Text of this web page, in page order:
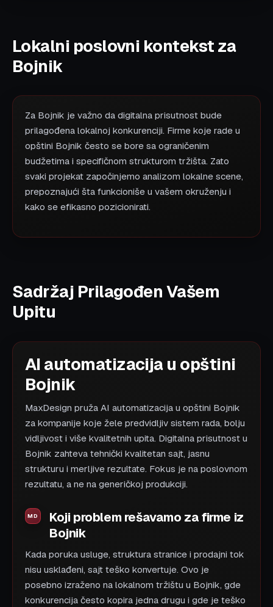
Lokalni poslovni kontekst za
Bojnik
Za Bojnik je važno da digitalna prisutnost bude
prilagođena lokalnoj konkurenciji. Firme koje rade u
opštini Bojnik često se bore sa ograničenim
budžetima i specifičnom strukturom tržišta. Zato
svaki projekat započinjemo analizom lokalne scene,
prepoznajući šta funkcioniše u vašem okruženju i
kako se efikasno pozicionirati.
Sadržaj Prilagođen Vašem
Upitu
AI automatizacija u opštini
Bojnik
MaxDesign pruža AI automatizacija u opštini Bojnik
za kompanije koje žele predvidljiv sistem rada, bolju
vidljivost i više kvalitetnih upita. Digitalna prisutnost u
Bojnik zahteva tehnički kvalitetan sajt, jasnu
strukturu i merljive rezultate. Fokus je na poslovnom
rezultatu, a ne na generičkoj produkciji.
Koji problem rešavamo za firme iz
Bojnik
Kada poruka usluge, struktura stranice i prodajni tok
nisu usklađeni, sajt teško konvertuje. Ovo je
posebno izraženo na lokalnom tržištu u Bojnik, gde
konkurencija često kopira jedna drugu i gde je teško